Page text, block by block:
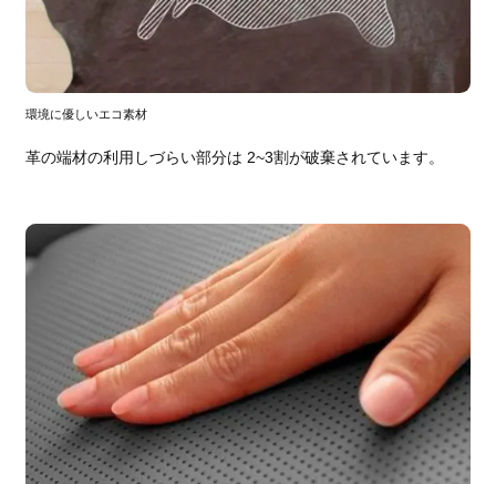
環境に優しいエコ素材
革の端材の利用しづらい部分は 2~3割が破棄されています。